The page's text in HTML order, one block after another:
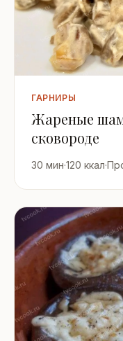
ГАРНИРЫ
Жареные
сковороде
30 мин·120 ккал·